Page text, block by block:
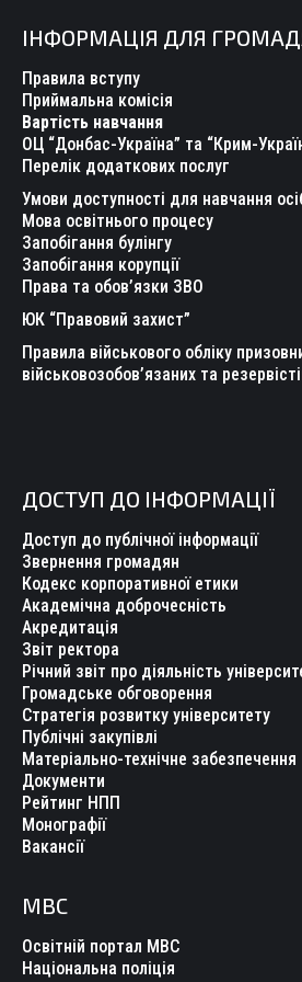
opens
in
new
window
opens
in
new
window
opens
in
new
window
opens
in
new
window
opens
new
opens
ІНФОРМАЦІЯ ДЛЯ
Правила вступу
Приймальна комісія
Вартість навчання
ОЦ “Донбас-Україна” та “Крим-
Перелік додаткових послуг
Умови доступності для навчання
Мова освітнього процесу
Запобігання булінгу
Запобігання корупції
Права та обов’язки ЗВО
ЮК “Правовий захист”
Правила військового обліку
військовозобов’язаних та
ДОСТУП ДО ІНФОРМАЦІЇ
Доступ до публічної інформації
Звернення громадян
Кодекс корпоративної етики
Академічна доброчесність
Акредитація
Звіт ректора
Річний звіт про діяльність
Громадське обговорення
Стратегія розвитку університету
Публічні закупівлі
Матеріально-технічне забезпечення
Документи
Рейтинг НПП
Монографії
Вакансії
МВС
Освітній портал МВС
Національна поліція